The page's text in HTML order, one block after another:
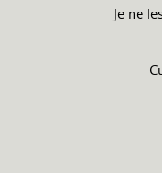
Je ne